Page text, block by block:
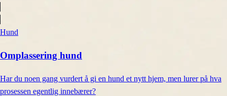
Hund
Omplassering hund
Har du noen gang vurdert å gi en hund et nytt hjem, men lurer på hva
prosessen egentlig innebærer?